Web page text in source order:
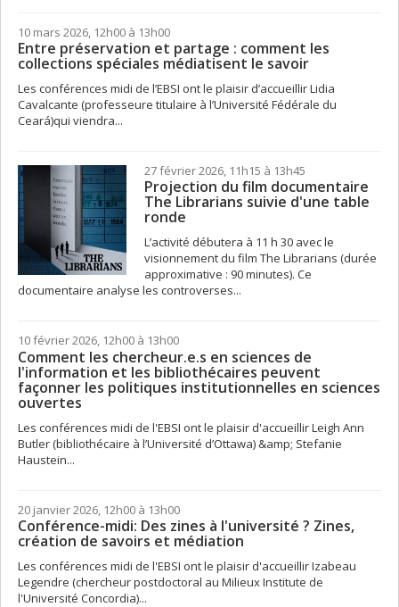
10 mars 2026, 12h00 à 13h00
Entre préservation et partage : comment les
collections spéciales médiatisent le savoir
Les conférences midi de l’EBSI ont le plaisir d’accueillir Lidia
Cavalcante (professeure titulaire à l’Université Fédérale du
Ceará)qui viendra...
27 février 2026, 11h15 à 13h45
Projection du film documentaire
The Librarians suivie d'une table
ronde
L’activité débutera à 11 h 30 avec le
visionnement du film The Librarians (durée
approximative : 90 minutes). Ce
documentaire analyse les controverses...
10 février 2026, 12h00 à 13h00
Comment les chercheur.e.s en sciences de
l'information et les bibliothécaires peuvent
façonner les politiques institutionnelles en sciences
ouvertes
Les conférences midi de l'EBSI ont le plaisir d'accueillir Leigh Ann
Butler (bibliothécaire à l’Université d’Ottawa) &amp; Stefanie
Haustein...
20 janvier 2026, 12h00 à 13h00
Conférence-midi: Des zines à l'université ? Zines,
création de savoirs et médiation
Les conférences midi de l'EBSI ont le plaisir d'accueillir Izabeau
Legendre (chercheur postdoctoral au Milieux Institute de
l'Université Concordia)...